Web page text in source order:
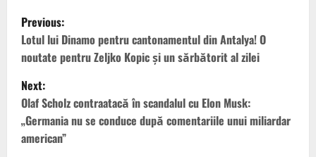
P
o
s
t
n
Previous:
Lotul lui Dinamo pentru cantonamentul din Antalya! O
noutate pentru Zeljko Kopic și un sărbătorit al zilei
Next:
Olaf Scholz contraatacă în scandalul cu Elon Musk:
„Germania nu se conduce după comentariile unui miliardar
american”